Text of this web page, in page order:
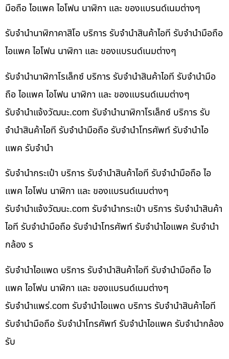
มือถือ ไอแพค ไอโฟน นาฬิกา และ ของแบรนด์เนมต่างๆ
รับจำนำนาฬิกาคาสิโอ บริการ รับจำนำสินค้าไอที รับจำนำมือถือ
ไอแพค ไอโฟน นาฬิกา และ ของแบรนด์เนมต่างๆ
รับจำนำนาฬิกาโรเล็กซ์ บริการ รับจำนำสินค้าไอที รับจำนำมือ
ถือ ไอแพค ไอโฟน นาฬิกา และ ของแบรนด์เนมต่างๆ
รับจํานําแจ้งวัฒนะ.com รับจำนำนาฬิกาโรเล็กซ์ บริการ รับ
จำนำสินค้าไอที รับจำนำมือถือ รับจำนำโทรศัพท์ รับจำนำไอ
แพค รับจำนำ
รับจำนำกระเป๋า บริการ รับจำนำสินค้าไอที รับจำนำมือถือ ไอ
แพค ไอโฟน นาฬิกา และ ของแบรนด์เนมต่างๆ
รับจํานําแจ้งวัฒนะ.com รับจำนำกระเป๋า บริการ รับจำนำสินค้า
ไอที รับจำนำมือถือ รับจำนำโทรศัพท์ รับจำนำไอแพค รับจำนำ
กล้อง ร
รับจำนำไอแพด บริการ รับจำนำสินค้าไอที รับจำนำมือถือ ไอ
แพค ไอโฟน นาฬิกา และ ของแบรนด์เนมต่างๆ
รับจํานําแพร่.com รับจำนำไอแพด บริการ รับจำนำสินค้าไอที
รับจำนำมือถือ รับจำนำโทรศัพท์ รับจำนำไอแพค รับจำนำกล้อง
รับ